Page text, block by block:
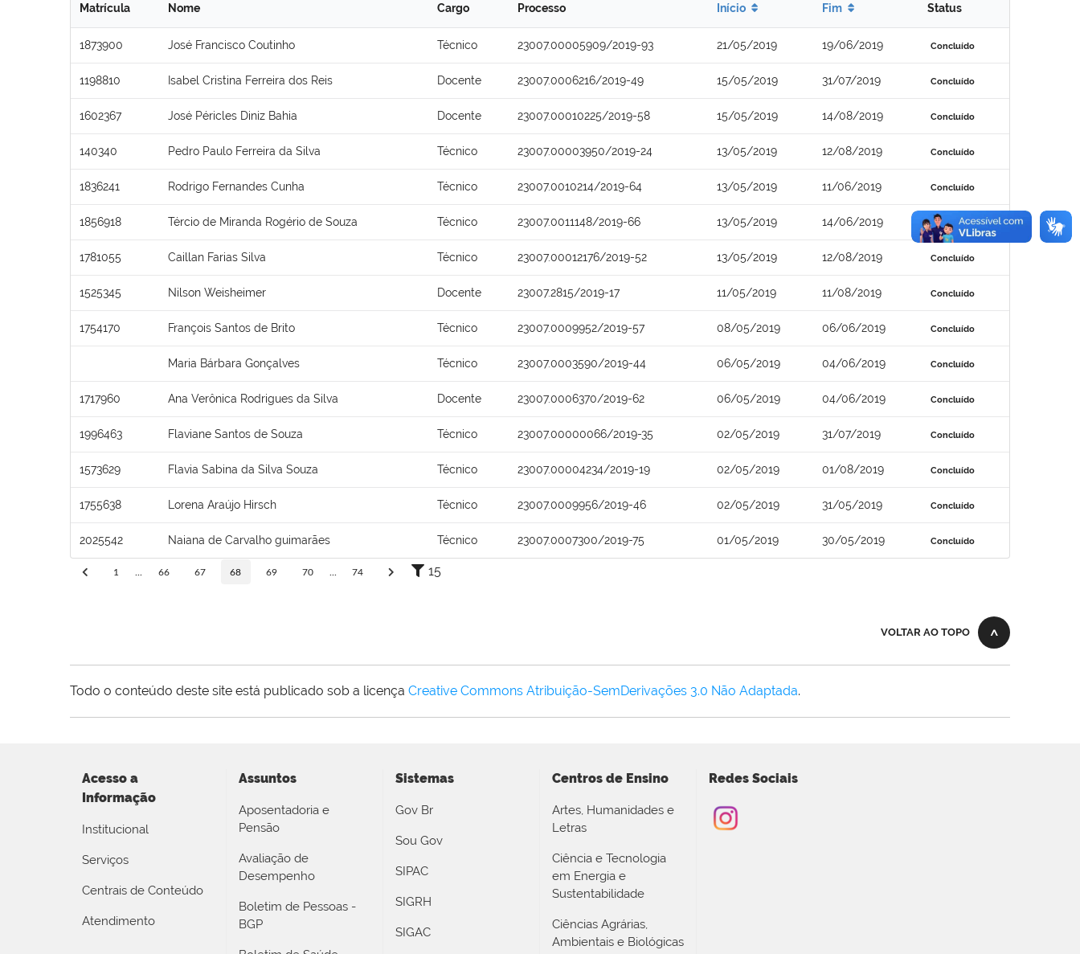
Matrícula Nome Cargo Processo Início Fim Status
1873900 José Francisco Coutinho Técnico 23007.00005909/2019-93 21/05/2019 19/06/2019 Concluído
1198810 Isabel Cristina Ferreira dos Reis Docente 23007.0006216/2019-49 15/05/2019 31/07/2019 Concluído
1602367 José Péricles Diniz Bahia Docente 23007.00010225/2019-58 15/05/2019 14/08/2019 Concluído
140340 Pedro Paulo Ferreira da Silva Técnico 23007.00003950/2019-24 13/05/2019 12/08/2019 Concluído
1836241 Rodrigo Fernandes Cunha Técnico 23007.0010214/2019-64 13/05/2019 11/06/2019 Concluído
1856918 Tércio de Miranda Rogério de Souza Técnico 23007.0011148/2019-66 13/05/2019 14/06/2019 Concluído
1781055 Caillan Farias Silva Técnico 23007.00012176/2019-52 13/05/2019 12/08/2019 Concluído
1525345 Nilson Weisheimer Docente 23007.2815/2019-17 11/05/2019 11/08/2019 Concluído
1754170 François Santos de Brito Técnico 23007.0009952/2019-57 08/05/2019 06/06/2019 Concluído
Maria Bárbara Gonçalves Técnico 23007.0003590/2019-44 06/05/2019 04/06/2019 Concluído
1717960 Ana Verônica Rodrigues da Silva Docente 23007.0006370/2019-62 06/05/2019 04/06/2019 Concluído
1996463 Flaviane Santos de Souza Técnico 23007.00000066/2019-35 02/05/2019 31/07/2019 Concluído
1573629 Flavia Sabina da Silva Souza Técnico 23007.00004234/2019-19 02/05/2019 01/08/2019 Concluído
1755638 Lorena Araújo Hirsch Técnico 23007.0009956/2019-46 02/05/2019 31/05/2019 Concluído
2025542 Naiana de Carvalho guimarães Técnico 23007.0007300/2019-75 01/05/2019 30/05/2019 Concluído
1 66 67 68 69 70 74 15
VOLTAR AO TOPO
Todo o conteúdo deste site está publicado sob a licença Creative Commons Atribuição-SemDerivações 3.0 Não Adaptada.
Acesso a
Informação
Institucional
Serviços
Centrais de Conteúdo
Atendimento
Assuntos
Aposentadoria e
Pensão
Avaliação de
Desempenho
Boletim de Pessoas -
BGP
Sistemas
Gov Br
Sou Gov
SIPAC
SIGRH
SIGAC
Centros de Ensino
Artes, Humanidades e
Letras
Ciência e Tecnologia
em Energia e
Sustentabilidade
Ciências Agrárias,
Ambientais e Biológicas
Redes Sociais